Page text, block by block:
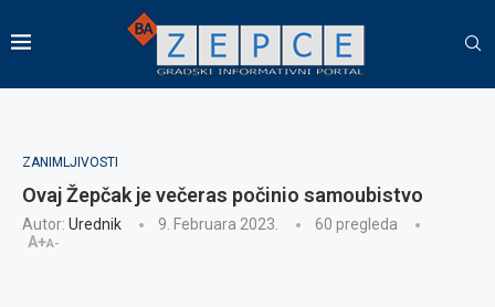
ZANIMLJIVOSTI
Ovaj Žepčak je večeras počinio samoubistvo
Autor: Urednik 9. Februara 2023. 60 pregleda
A+A-